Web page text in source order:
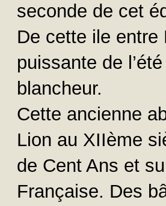
seconde de cet
De cette ile entre
puissante de
blancheur.
Cette ancienne
Lion au XIIème
de Cent Ans et
Française. Des